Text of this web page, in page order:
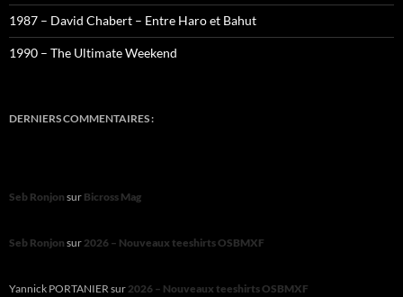
1987 – David Chabert – Entre Haro et Bahut
1990 – The Ultimate Weekend
DERNIERS COMMENTAIRES :
Seb Ronjon sur Bicross Mag
Seb Ronjon sur2026 – Nouveaux teeshirts OSBMXF
Yannick PORTANIERsur2026 – Nouveaux teeshirts OSBMXF